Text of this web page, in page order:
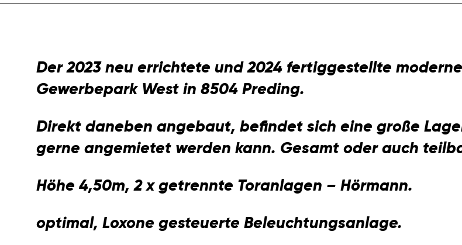
Der 2023 neu errichtete und 2024 fertiggestellte
Gewerbepark West in 8504 Preding.
Direkt daneben angebaut, befindet sich eine große
gerne angemietet werden kann. Gesamt oder auch
Höhe 4,50m, 2 x getrennte Toranlagen – Hörmann.
optimal, Loxone gesteuerte Beleuchtungsanlage.